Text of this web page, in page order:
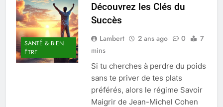
SANTÉ & BIEN
ÊTRE
Découvrez les Clés du
Succès
Lambert 2 ans ago 0
7
mins
Si tu cherches à perdre du poids
sans te priver de tes plats
préférés, alors le régime Savoir
Maigrir de Jean-Michel Cohen